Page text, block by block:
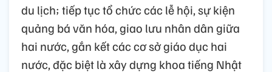
du lịch; tiếp tục tổ chức các lễ hội, sự kiện
quảng bá văn hóa, giao lưu nhân dân giữa
hai nước, gắn kết các cơ sở giáo dục hai
nước, đặc biệt là xây dựng khoa tiếng Nhật